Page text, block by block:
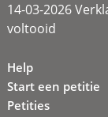
14-03-2026
voltooid
Help
Start een petitie
Petities